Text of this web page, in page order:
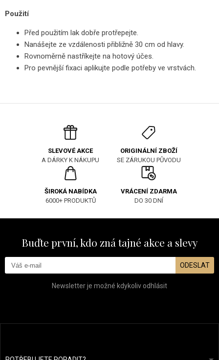
Použití
Před použitím lak dobře protřepejte.
Nanášejte ze vzdálenosti přibližně 30 cm od hlavy.
Rovnoměrně nastříkejte na hotový účes.
Pro pevnější fixaci aplikujte podle potřeby ve vrstvách.
SLEVOVÉ AKCE
A DÁRKY K NÁKUPU
ORIGINÁLNÍ ZBOŽÍ
SE ZÁRUKOU PŮVODU
ŠIROKÁ NABÍDKA
6000+ PRODUKTŮ
VRÁCENÍ ZDARMA
DO 30 DNÍ
Buďte první, kdo zná tajné akce a slevy
ODESLAT
Newsletter je možné kdykoliv odhlásit